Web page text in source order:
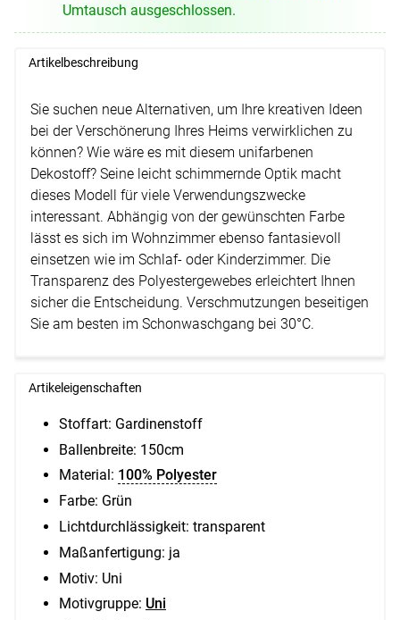
Umtausch ausgeschlossen.
Artikelbeschreibung
Sie suchen neue Alternativen, um Ihre kreativen Ideen
bei der Verschönerung Ihres Heims verwirklichen zu
können? Wie wäre es mit diesem unifarbenen
Dekostoff? Seine leicht schimmernde Optik macht
dieses Modell für viele Verwendungszwecke
interessant. Abhängig von der gewünschten Farbe
lässt es sich im Wohnzimmer ebenso fantasievoll
einsetzen wie im Schlaf- oder Kinderzimmer. Die
Transparenz des Polyestergewebes erleichtert Ihnen
sicher die Entscheidung. Verschmutzungen beseitigen
Sie am besten im Schonwaschgang bei 30°C.
Artikeleigenschaften
Stoffart: Gardinenstoff
Ballenbreite: 150cm
Material: 100% Polyester
Farbe: Grün
Lichtdurchlässigkeit: transparent
Maßanfertigung: ja
Motiv: Uni
Motivgruppe: Uni